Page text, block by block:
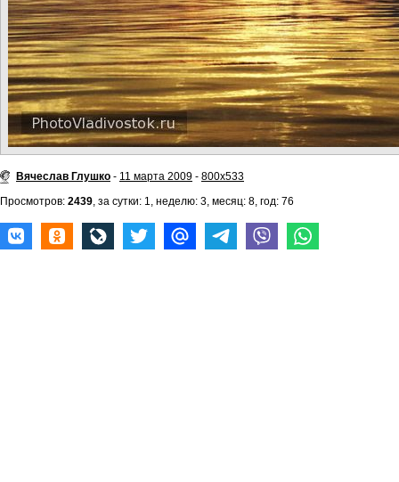
Вячеслав Глушко - 11 марта 2009 - 800x533
Просмотров: 2439, за сутки: 1, неделю: 3, месяц: 8, год: 76